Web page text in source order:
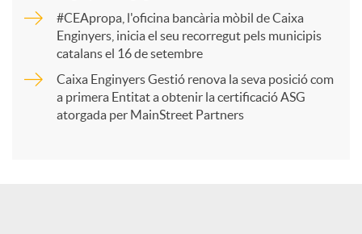
r
t
#CEApropa, l'oficina bancària mòbil de Caixa
Enginyers, inicia el seu recorregut pels municipis
catalans el 16 de setembre
Caixa Enginyers Gestió renova la seva posició com
a primera Entitat a obtenir la certificació ASG
atorgada per MainStreet Partners